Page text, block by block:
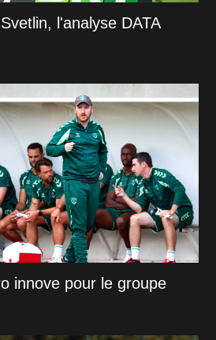
l'analyse DATA
innove pour le groupe